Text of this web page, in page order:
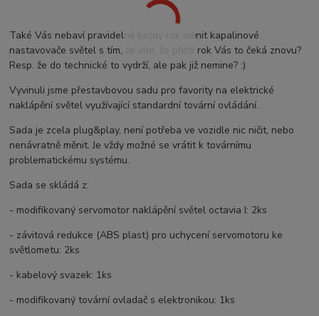
Také Vás nebaví pravidelně každý rok měnit kapalinové
nastavovače světel s tím, že víte, že příští rok Vás to čeká znovu?
Resp. že do technické to vydrží, ale pak již nemine? :)
Vyvinuli jsme přestavbovou sadu pro favority na elektrické
naklápění světel využívající standardní tovární ovládání.
Sada je zcela plug&play, není potřeba ve vozidle nic ničit, nebo
nenávratně měnit. Je vždy možné se vrátit k továrnímu
problematickému systému.
Sada se skládá z:
- modifikovaný servomotor naklápění světel octavia I: 2ks
- závitová redukce (ABS plast) pro uchycení servomotoru ke
světlometu: 2ks
- kabelový svazek: 1ks
- modifikovaný tovární ovladač s elektronikou: 1ks